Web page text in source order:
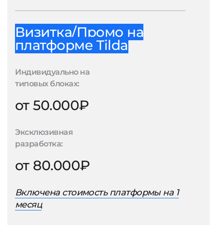
Визитка/Промо на
платформе Tilda
Индивидуально на
типовых блоках:
от 50.000₽
Эксклюзивная
разработка:
от 80.000₽
Включена стоимость платформы на 1
месяц